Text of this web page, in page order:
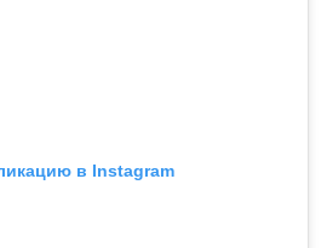
в Instagram